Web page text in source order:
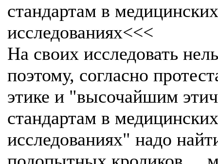
стандартам в медицинских
исследованиях<<<
На своих исследовать
поэтому, согласно
этике и "высочайшим
стандартам в медицинских
исследованиях" надо